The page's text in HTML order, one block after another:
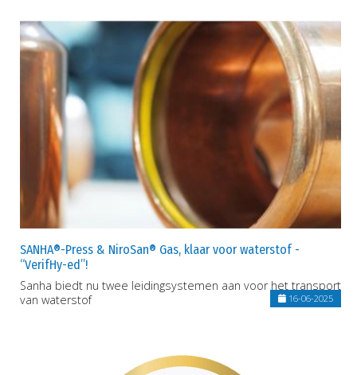
SANHA®-Press & NiroSan® Gas, klaar voor waterstof -
“VerifHy-ed”!
Sanha biedt nu twee leidingsystemen aan voor het transport
van waterstof
16-06-2025